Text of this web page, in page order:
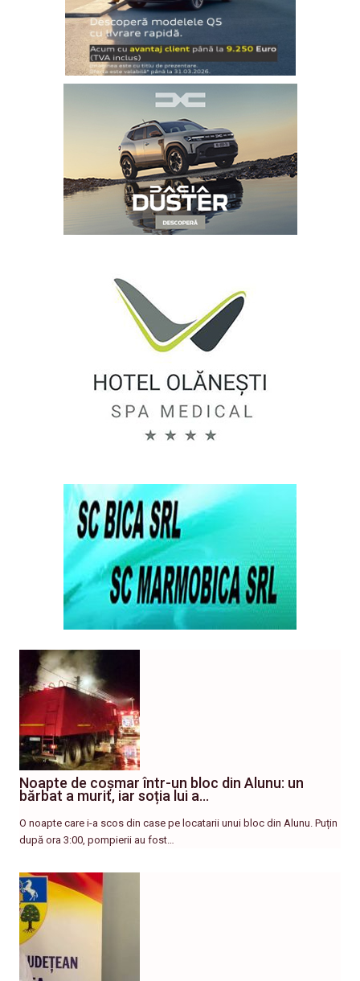
Noapte de coșmar într-un bloc din Alunu: un
bărbat a murit, iar soția lui a…
O noapte care i-a scos din case pe locatarii unui bloc din Alunu. Puțin
după ora 3:00, pompierii au fost…